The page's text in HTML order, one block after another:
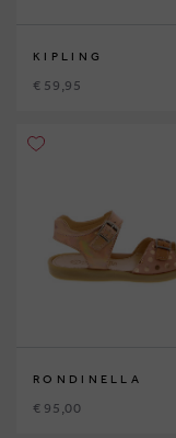
KIPLING
€ 59,95
RONDINELLA
€ 95,00